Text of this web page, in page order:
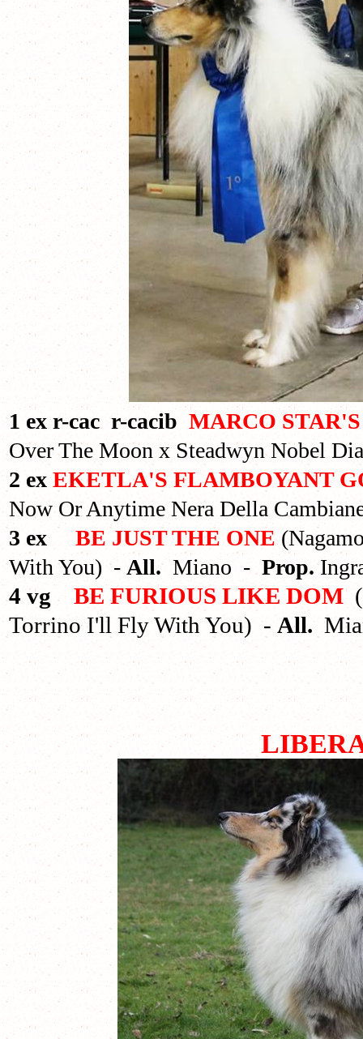
1 ex r-cac r-cacibMARCO
Over The Moon x Steadwyn Nobel
2 exEKETLA'S FLAMBOYANT
Now Or Anytime Nera Della
3 exBE JUST THE ONE
With You) - All.Miano -Prop.
4 vgBE FURIOUS LIKE DOM
Torrino I'll Fly With You) -All.